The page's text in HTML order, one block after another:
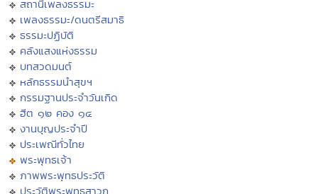
สถานีเพลงธรรมะ
เพลงธรรมะ/ดนตรีสมาธิ
ธรรมะปฏิบัติ
คลังแสงแห่งธรรม
บทสวดมนต์
หลักธรรมนำสุขฯ
กรรมฐานประจำวันเกิด
ฮีต ๑๒ คอง ๑๔
งานบุญประจำปี
ประเพณีทั่วไทย
พระพุทธเจ้า
ภาพพระพุทธประวัติ
ประวัติพระพุทธสาวก